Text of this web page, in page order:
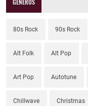
GÉNEROS
80s Rock 90s Rock
Alt Folk Alt Pop
Art Pop Autotune
Chillwave Christmas